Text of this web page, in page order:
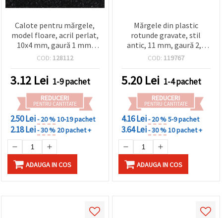
Calote pentru mărgele,
model floare, acril perlat,
10x4 mm, gaură 1 mm,
crem – set 10 buc.
COD: 128112
3.12 Lei 1-9 pachet
REDUCERI
PENTRU CANTITATE
2.50 Lei- 20 %10-19 pachet
2.18 Lei- 30 % 20 pachet +
ADAUGA IN COS
Mărgele din plastic
rotunde gravate, stil
antic, 11 mm, gaură 2,5
mm, maro, 50 g (~53 buc.)
COD: 119767
5.20 Lei 1-4 pachet
REDUCERI
PENTRU CANTITATE
4.16 Lei- 20 %5-9 pachet
3.64 Lei- 30 %10 pachet +
ADAUGA IN COS